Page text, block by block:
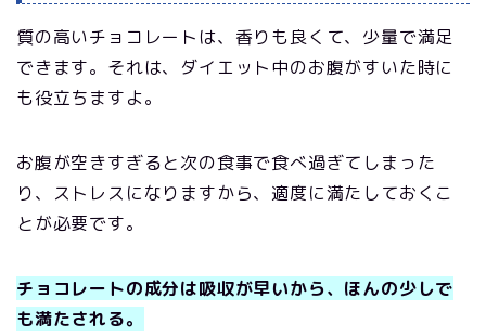
質の高いチョコレートは、香りも良くて、少量で満足
できます。それは、ダイエット中のお腹がすいた時に
も役立ちますよ。
お腹が空きすぎると次の食事で食べ過ぎてしまった
り、ストレスになりますから、適度に満たしておくこ
とが必要です。
チョコレートの成分は吸収が早いから、ほんの少しで
も満たされる。